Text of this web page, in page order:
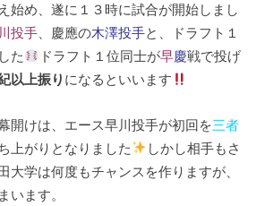
始め、遂に１３時に試合が開始しまし
投手、慶應の木澤投手と、ドラフト１
た
ドラフト１位同士が早慶戦で投げ
以上振り になるといいます
開けは、エース早川投手が初回を三者
上がりとなりました
しかし相手もさ
大学は何度もチャンスを作りますが、
います。